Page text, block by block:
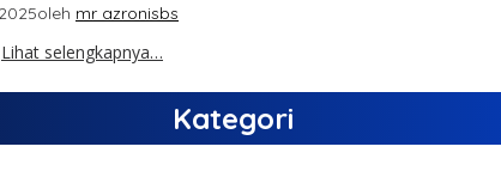
oleh mr azronisbs
Lihat selengkapnya…
Kategori